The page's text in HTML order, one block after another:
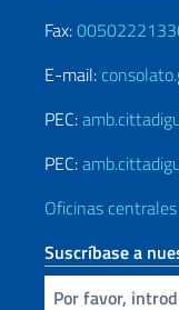
Fax:
E-mail:
PEC:
PEC:
Oficinas centrales
Suscríbase a
Inserta tu correo electronico